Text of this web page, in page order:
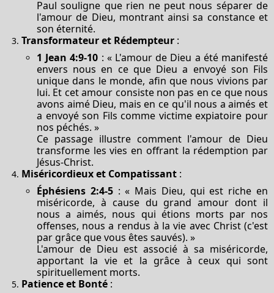
Paul souligne que rien ne peut nous séparer de
l'amour de Dieu, montrant ainsi sa constance et
son éternité.
Transformateur et Rédempteur :
1 Jean 4:9-10 : « L'amour de Dieu a été manifesté
envers nous en ce que Dieu a envoyé son Fils
unique dans le monde, afin que nous vivions par
lui. Et cet amour consiste non pas en ce que nous
avons aimé Dieu, mais en ce qu'il nous a aimés et
a envoyé son Fils comme victime expiatoire pour
nos péchés. »
Ce passage illustre comment l'amour de Dieu
transforme les vies en offrant la rédemption par
Jésus-Christ.
Miséricordieux et Compatissant :
Éphésiens 2:4-5: « Mais Dieu, qui est riche en
miséricorde, à cause du grand amour dont il
nous a aimés, nous qui étions morts par nos
offenses, nous a rendus à la vie avec Christ (c'est
par grâce que vous êtes sauvés). »
L'amour de Dieu est associé à sa miséricorde,
apportant la vie et la grâce à ceux qui sont
spirituellement morts.
Patience et Bonté :